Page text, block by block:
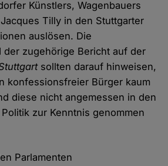
Künstlers, Wagenbauers
Tilly in den Stuttgarter
auslösen. Die
der zugehörige Bericht auf der
sollten darauf hinweisen,
konfessionsfreier Bürger kaum
diese nicht angemessen in den
zur Kenntnis genommen
Parlamenten